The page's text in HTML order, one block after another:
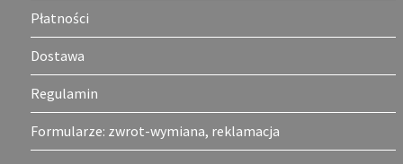
Płatności
Dostawa
Regulamin
Formularze: zwrot-wymiana, reklamacja